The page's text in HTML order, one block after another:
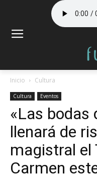
Inicio Cultura
Cultura Eventos
«Las bodas
llenará de
magistral el
Carmen